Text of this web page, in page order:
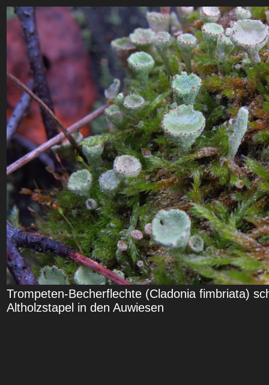
Trompeten-Becherflechte (Cladonia fimbriata)
Altholzstapel in den Auwiesen